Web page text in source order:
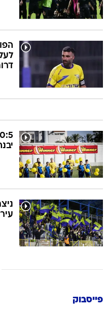
פייסבוק